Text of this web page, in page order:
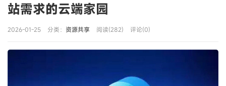
站需求的云端家园
2026-01-25 分类： 资源共享 阅读(282) 评论(0)